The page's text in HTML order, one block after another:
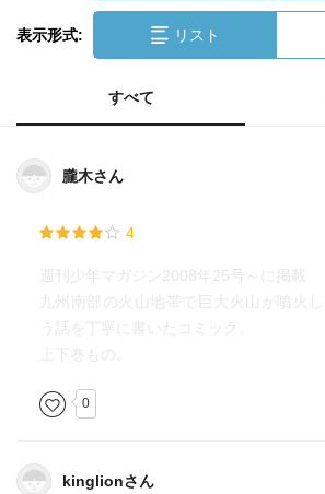
表示形式: リスト
すべて
朧木さん
4
週刊少年マガジン2008年25号～に掲載
九州南部の火山地帯で巨大火山が噴火
う話を丁寧に書いたコミック。
上下巻もの。
0
kinglionさん